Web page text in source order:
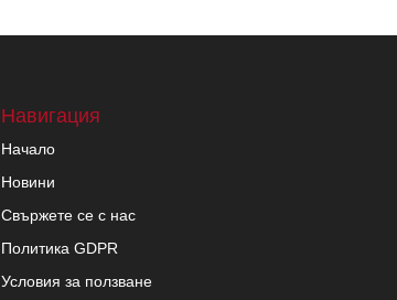
Навигация
Начало
Новини
Свържете се с нас
Политика GDPR
Условия за ползване